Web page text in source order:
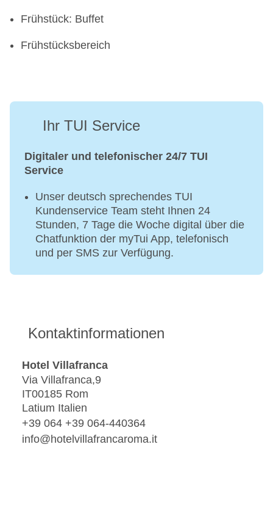
Frühstück: Buffet
Frühstücksbereich
Ihr TUI Service
Digitaler und telefonischer 24/7 TUI
Service
Unser deutsch sprechendes TUI
Kundenservice Team steht Ihnen 24
Stunden, 7 Tage die Woche digital über die
Chatfunktion der myTui App, telefonisch
und per SMS zur Verfügung.
Kontaktinformationen
Hotel Villafranca
Via Villafranca,9
IT00185 Rom
Latium Italien
+39 064 +39 064-440364
info@hotelvillafrancaroma.it